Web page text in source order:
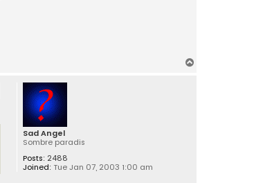
Sad Angel
Sombre paradis
Posts: 2488
Joined: Tue Jan 07, 2003 1:00 am